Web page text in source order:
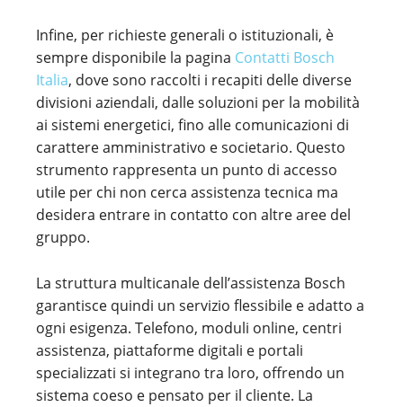
Infine, per richieste generali o istituzionali, è
sempre disponibile la pagina Contatti Bosch
Italia, dove sono raccolti i recapiti delle diverse
divisioni aziendali, dalle soluzioni per la mobilità
ai sistemi energetici, fino alle comunicazioni di
carattere amministrativo e societario. Questo
strumento rappresenta un punto di accesso
utile per chi non cerca assistenza tecnica ma
desidera entrare in contatto con altre aree del
gruppo.
La struttura multicanale dell’assistenza Bosch
garantisce quindi un servizio flessibile e adatto a
ogni esigenza. Telefono, moduli online, centri
assistenza, piattaforme digitali e portali
specializzati si integrano tra loro, offrendo un
sistema coeso e pensato per il cliente. La